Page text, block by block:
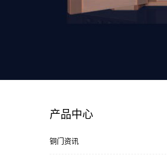
产品中心
铜门资讯